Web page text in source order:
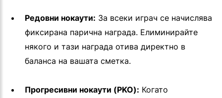
Редовни нокаути: За всеки играч се начислява
фиксирана парична награда. Елиминирайте
някого и тази награда отива директно в
баланса на вашата сметка.
Прогресивни нокаути (PKO): Когато